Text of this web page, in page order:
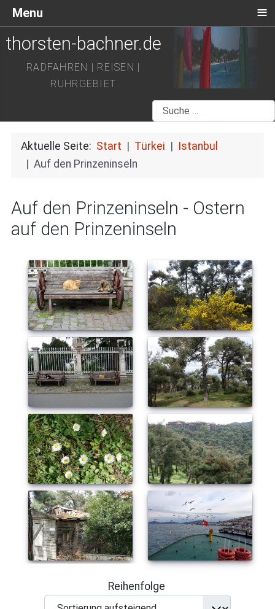
thorsten-bachner.de
RADFAHREN | REISEN |
RUHRGEBIET
Suchen
Aktuelle Seite: Start Türkei
Istanbul
Auf den Prinzeninseln
Auf den Prinzeninseln - Ostern
auf den Prinzeninseln
Reihenfolge
Menu ≡